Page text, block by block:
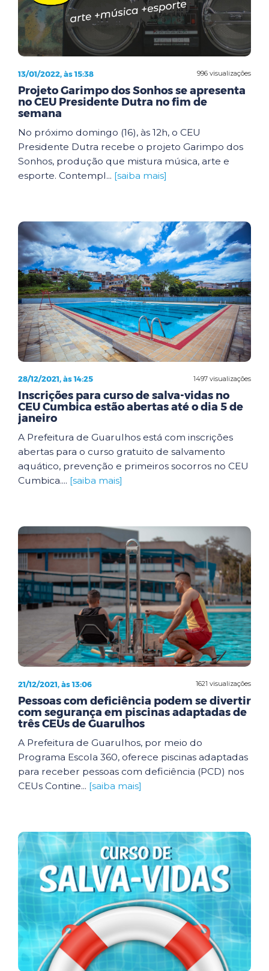
996 visualizações
13/01/2022, às 15:38
Projeto Garimpo dos Sonhos se apresenta
no CEU Presidente Dutra no fim de
semana
No próximo domingo (16), às 12h, o CEU
Presidente Dutra recebe o projeto Garimpo dos
Sonhos, produção que mistura música, arte e
esporte. Contempl... [saiba mais]
1497 visualizações
28/12/2021, às 14:25
Inscrições para curso de salva-vidas no
CEU Cumbica estão abertas até o dia 5 de
janeiro
A Prefeitura de Guarulhos está com inscrições
abertas para o curso gratuito de salvamento
aquático, prevenção e primeiros socorros no CEU
Cumbica.... [saiba mais]
1621 visualizações
21/12/2021, às 13:06
Pessoas com deficiência podem se divertir
com segurança em piscinas adaptadas de
três CEUs de Guarulhos
A Prefeitura de Guarulhos, por meio do
Programa Escola 360, oferece piscinas adaptadas
para receber pessoas com deficiência (PCD) nos
CEUs Contine... [saiba mais]